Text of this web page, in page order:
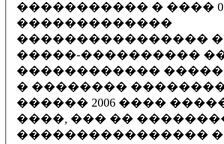
����������� � ����
�������������
����������������
�����-����������
������������
� ��������
������ 2006 ����
����, ��� ��
����������������